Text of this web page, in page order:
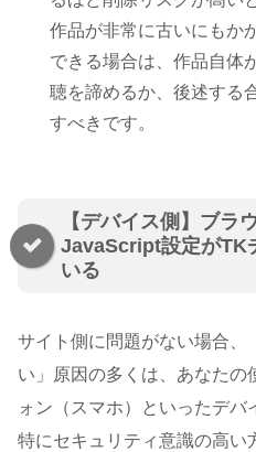
作品が非常に古いにもか
できる場合は、作品自体
聴を諦めるか、後述する
すべきです。
【デバイス側】ブラ
JavaScript設定がTK
いる
サイト側に問題がない場合、
い」原因の多くは、あなたの
ォン（スマホ）といったデバ
特にセキュリティ意識の高い